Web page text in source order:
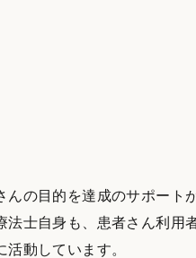
んの目的を達成のサポート
法士自身も、患者さん利用
動しています。